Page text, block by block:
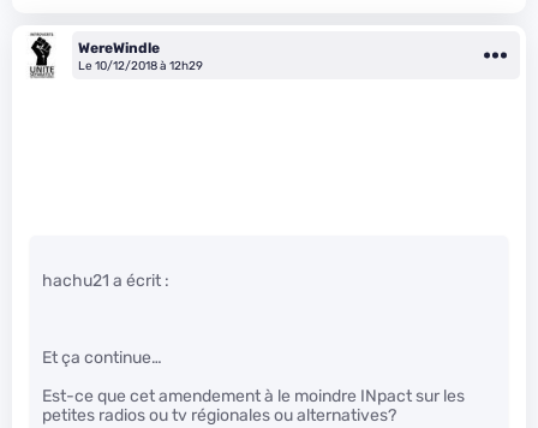
WereWindle
Le 10/12/2018 à 12h29
hachu21 a écrit :
Et ça continue…
Est-ce que cet amendement à le moindre INpact sur les
petites radios ou tv régionales ou alternatives?